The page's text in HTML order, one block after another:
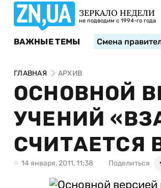
ЗЕРКАЛО НЕДЕЛИ
не подводим с 1994-го года
ВАЖНЫЕ ТЕМЫ Смена
ГЛАВНАЯ АРХИВ
ОСНОВНОЙ
УЧЕНИЙ
СЧИТАЕТСЯ
14 января, 2011, 11:38 Поделиться